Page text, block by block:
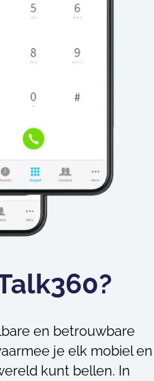
en betrouwbare
je elk mobiel en
kunt bellen. In